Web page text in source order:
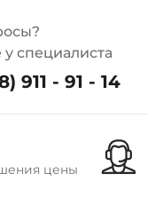
специалиста
911 - 91 - 14
цены